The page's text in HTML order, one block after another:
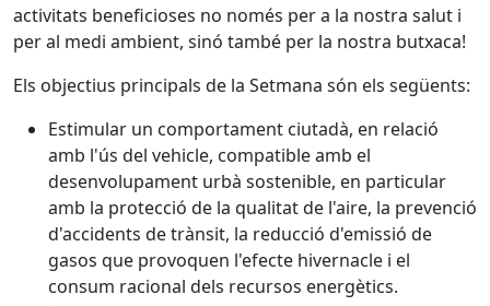
activitats beneficioses no només per a la nostra salut i
per al medi ambient, sinó també per la nostra butxaca!
Els objectius principals de la Setmana són els següents:
Estimular un comportament ciutadà, en relació
amb l'ús del vehicle, compatible amb el
desenvolupament urbà sostenible, en particular
amb la protecció de la qualitat de l'aire, la prevenció
d'accidents de trànsit, la reducció d'emissió de
gasos que provoquen l'efecte hivernacle i el
consum racional dels recursos energètics.